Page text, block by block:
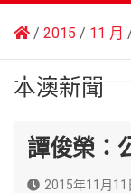
2015 11 月
本澳新聞
譚俊榮：
2015年11月11